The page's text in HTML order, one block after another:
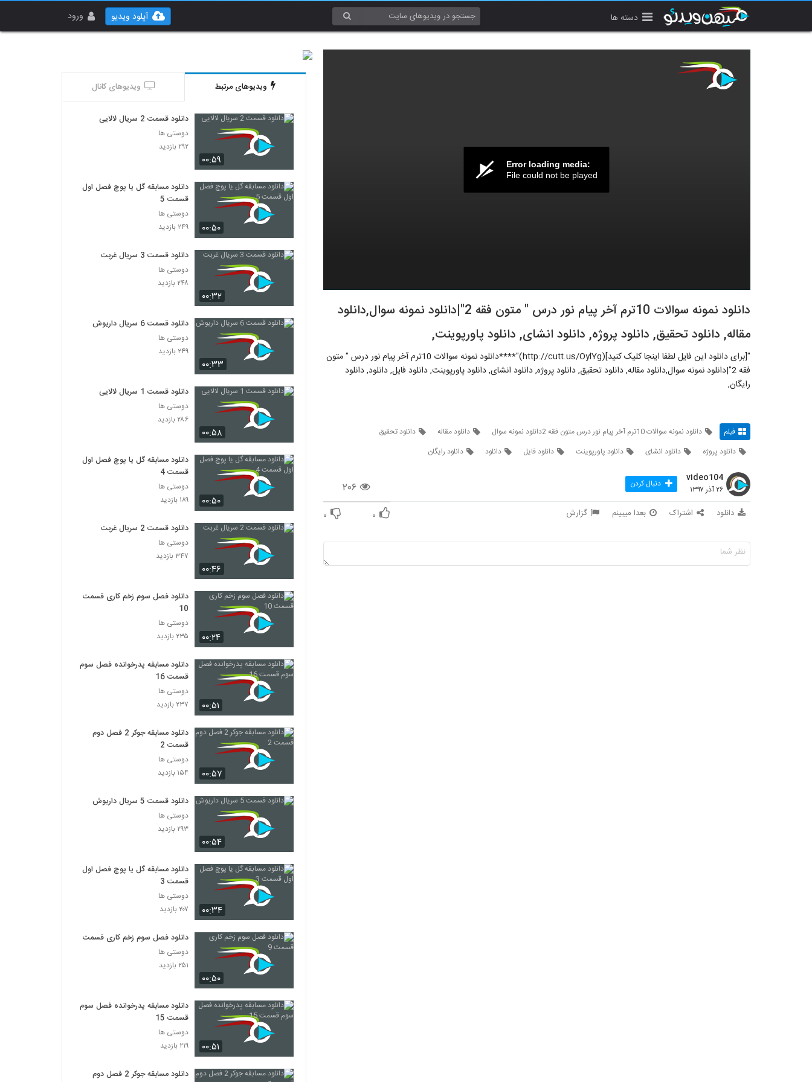
دسته ها ورود آپلود ویدیو
Error loading media:
File could not be played
دانلود نمونه سوالات 10ترم آخر پیام نور درس " متون فقه 2"|دانلود نمونه سوال,دانلود
مقاله, دانلود تحقیق, دانلود پروژه, دانلود انشای, دانلود پاورپوینت,
"[برای دانلود این فایل لطفا اینجا کلیک کنید](http://cutt.us/OylYg)"****دانلود نمونه سوالات 10ترم آخر پیام نور درس " متون
فقه 2"|دانلود نمونه سوال,دانلود مقاله, دانلود تحقیق, دانلود پروژه, دانلود انشای, دانلود پاورپوینت, دانلود فایل, دانلود, دانلود
رایگان,
فیلم دانلود نمونه سوالات 10ترم آخر پیام نور درس متون فقه 2دانلود نمونه سوال دانلود مقاله
دانلود تحقیق
دانلود پروژه
دانلود انشای دانلود پاورپوینت دانلود فایل دانلود دانلود رایگان
۲۰۶
video104
۲۶ آذر ۱۳۹۷ دنبال کردن
دانلود اشتراک بعدا میبینم گزارش ۰ ۰
ویدیوهای مرتبط ویدیوهای کانال
۰۰:۵۹
دانلود قسمت 2 سریال لالایی
دوستی ها
۲۹۲ بازدید
۰۰:۵۰
دانلود مسابقه گل یا پوچ فصل اول
قسمت 5
دوستی ها
۲۴۹ بازدید
۰۰:۳۲
دانلود قسمت 3 سریال غربت
دوستی ها
۲۴۸ بازدید
۰۰:۳۳
دانلود قسمت 6 سریال داریوش
دوستی ها
۲۴۹ بازدید
۰۰:۵۸
دانلود قسمت 1 سریال لالایی
دوستی ها
۲۸۶ بازدید
۰۰:۵۰
دانلود مسابقه گل یا پوچ فصل اول
قسمت 4
دوستی ها
۱۸۹ بازدید
۰۰:۴۶
دانلود قسمت 2 سریال غربت
دوستی ها
۳۴۷ بازدید
۰۰:۲۴
دانلود فصل سوم زخم کاری قسمت
10
دوستی ها
۲۳۵ بازدید
۰۰:۵۱
دانلود مسابقه پدرخوانده فصل سوم
قسمت 16
دوستی ها
۲۳۷ بازدید
۰۰:۵۷
دانلود مسابقه جوکر 2 فصل دوم
قسمت 2
دوستی ها
۱۵۴ بازدید
۰۰:۵۴
دانلود قسمت 5 سریال داریوش
دوستی ها
۲۹۳ بازدید
۰۰:۳۴
دانلود مسابقه گل یا پوچ فصل اول
قسمت 3
دوستی ها
۲۰۷ بازدید
۰۰:۵۰
دانلود فصل سوم زخم کاری قسمت 9
دوستی ها
۲۵۱ بازدید
۰۰:۵۱
دانلود مسابقه پدرخوانده فصل سوم
قسمت 15
دوستی ها
۲۱۹ بازدید
دانلود مسابقه جوکر 2 فصل دوم